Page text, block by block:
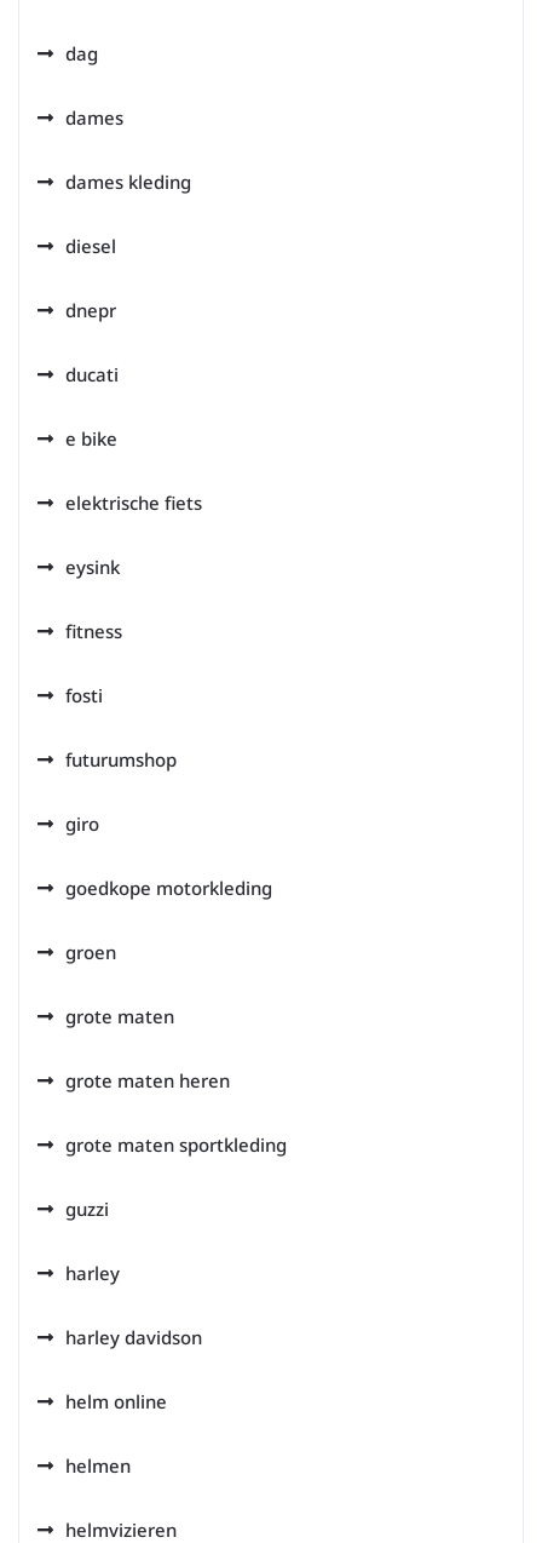
dag
dames
dames kleding
diesel
dnepr
ducati
e bike
elektrische fiets
eysink
fitness
fosti
futurumshop
giro
goedkope motorkleding
groen
grote maten
grote maten heren
grote maten sportkleding
guzzi
harley
harley davidson
helm online
helmen
helmvizieren